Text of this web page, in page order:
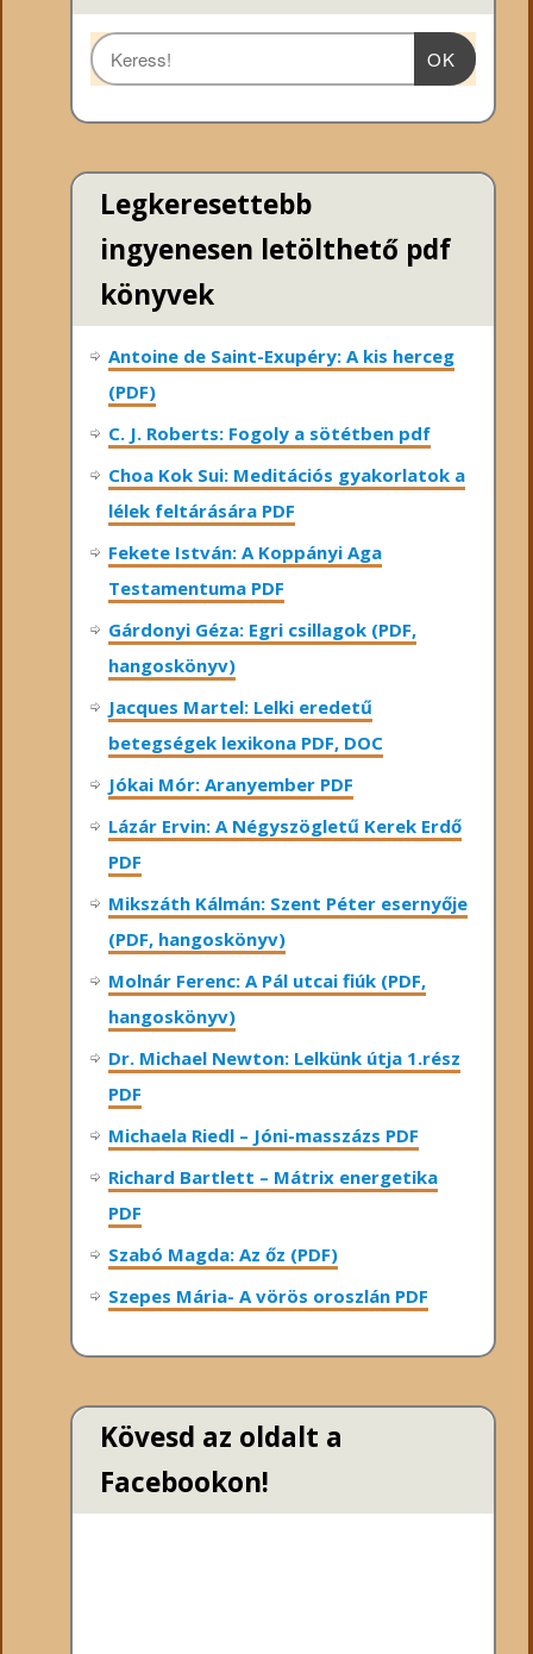
OK
Legkeresettebb
ingyenesen letölthető pdf
könyvek
Antoine de Saint-Exupéry: A kis herceg
(PDF)
C. J. Roberts: Fogoly a sötétben pdf
Choa Kok Sui: Meditációs gyakorlatok a
lélek feltárására PDF
Fekete István: A Koppányi Aga
Testamentuma PDF
Gárdonyi Géza: Egri csillagok (PDF,
hangoskönyv)
Jacques Martel: Lelki eredetű
betegségek lexikona PDF, DOC
Jókai Mór: Aranyember PDF
Lázár Ervin: A Négyszögletű Kerek Erdő
PDF
Mikszáth Kálmán: Szent Péter esernyője
(PDF, hangoskönyv)
Molnár Ferenc: A Pál utcai fiúk (PDF,
hangoskönyv)
Dr. Michael Newton: Lelkünk útja 1.rész
PDF
Michaela Riedl – Jóni-masszázs PDF
Richard Bartlett – Mátrix energetika
PDF
Szabó Magda: Az őz (PDF)
Szepes Mária- A vörös oroszlán PDF
Kövesd az oldalt a
Facebookon!